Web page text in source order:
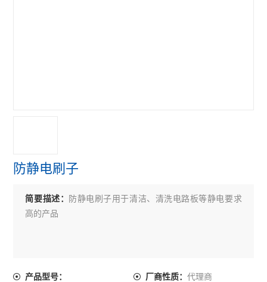
防静电刷子
简要描述：
防静电刷子用于清洁、清洗电路板等静电要求
高的产品
产品型号： 厂商性质： 代理商